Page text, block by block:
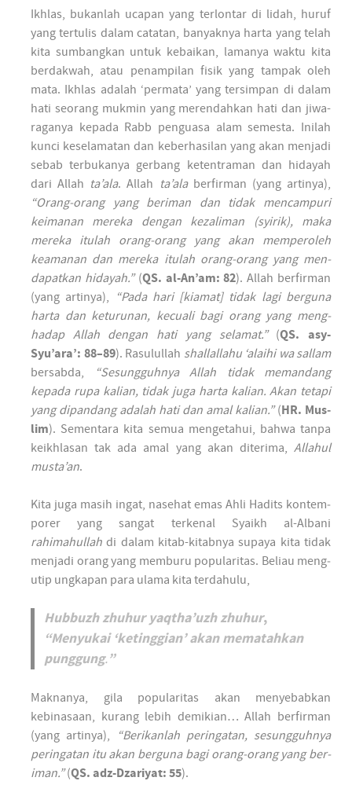
Ikh­las, bukanlah ucapan yang ter­lon­tar di lidah, huruf
yang ter­tulis dalam catatan, banyak­nya harta yang telah
kita sum­bangkan untuk kebaikan, lamanya waktu kita
ber­dakwah, atau penam­pilan fisik yang tam­pak oleh
mata. Ikh­las adalah ‘per­mata’ yang ter­simpan di dalam
hati seorang muk­min yang meren­dahkan hati dan jiwa-
raganya kepada Rabb penguasa alam semesta. Inilah
kunci keselamatan dan keber­hasilan yang akan men­jadi
sebab ter­bukanya ger­bang keten­traman dan hidayah
dari Allah ta’ala. Allah ta’alaber­firman (yang artinya),
“Orang-orang yang ber­iman dan tidak men­cam­puri
keimanan mereka dengan kezaliman (syirik), maka
mereka itulah orang-orang yang akan mem­peroleh
keamanan dan mereka itulah orang-orang yang men­
dapatkan hidayah.”(QS. al-An’am: 82). Allah ber­firman
(yang artinya),
“Pada hari [kiamat] tidak lagi ber­guna
harta dan keturunan, kecuali bagi orang yang meng­
hadap Allah dengan hati yang selamat.”(QS. asy-
Syu’ara’: 88–89). Rasulullah shallallahu ‘alaihi wa sallam
ber­sabda,
“Sesung­guh­nya Allah tidak meman­dang
kepada rupa kalian, tidak juga harta kalian. Akan tetapi
yang dipan­dang adalah hati dan amal kalian.”(HR. Mus­
lim). Semen­tara kita semua meng­etahui, bahwa tanpa
keikh­lasan tak ada amal yang akan diterima, Allahul
musta’an.
Kita juga masih ingat, nasehat emas Ahli Hadits kon­tem­
porer yang sangat ter­kenal Syaikh al-Albani
rahimahullah di dalam kitab-kitabnya supaya kita tidak
men­jadi orang yang mem­buru popularitas. Beliau meng­
utip ung­kapan para ulama kita terdahulu,
Hubbuzh zhuhur yaqtha’uzh zhuhur,
“Menyukai ‘keting­gian’ akan mematahkan
pung­gung.”
Mak­nanya, gila popularitas akan menyebabkan
kebinasaan, kurang lebih demikian… Allah ber­firman
(yang artinya),
“Ber­ikanlah per­ingatan, sesung­guh­nya
per­ingatan itu akan ber­guna bagi orang-orang yang ber­
iman.”(QS. adz-Dzariyat: 55).